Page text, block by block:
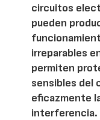
circuitos
pueden
irreparables
permiten
sensibles del
eficazmente
interferencia.